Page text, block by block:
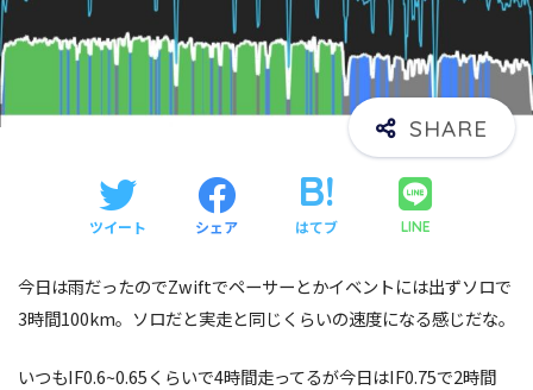
ツイート シェア はてブ LINE
今日は雨だったのでZwiftでペーサーとかイベントには出ずソロで
3時間100km。ソロだと実走と同じくらいの速度になる感じだな。
いつもIF0.6~0.65くらいで4時間走ってるが今日はIF0.75で2時間